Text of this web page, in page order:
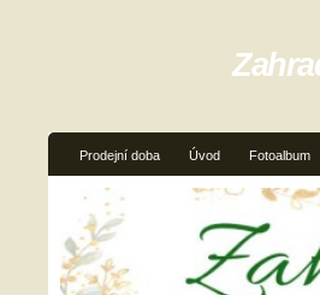
Prodejní doba Úvod Fotoalbum